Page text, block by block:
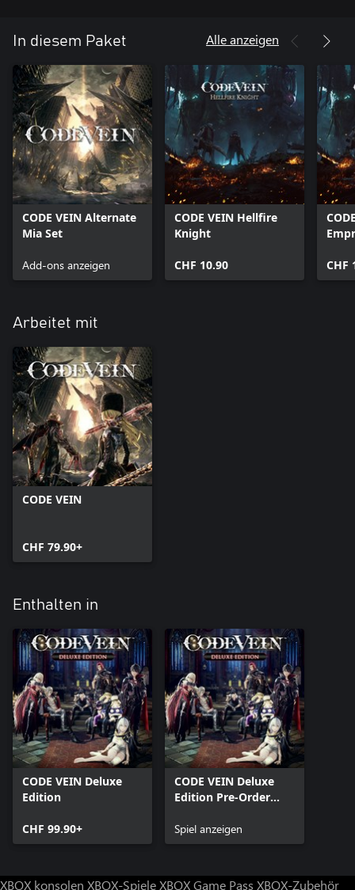
In diesem Paket Alle anzeigen
CODE VEIN Alternate
Mia Set
Add-ons anzeigen
CODE VEIN Hellfire
Knight
CHF 10.90 CHF
Arbeitet mit
CODE VEIN
CHF 79.90+
Enthalten in
CODE VEIN Deluxe
Edition
CHF 99.90+
CODE VEIN Deluxe
Edition Pre-Order
Spiel anzeigen
XBOX konsolen XBOX-SpieleXBOX Game Pass XBOX-Zubehör